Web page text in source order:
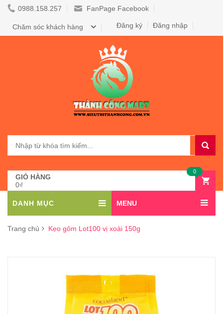
0988.158.257 FanPage Facebook
Đăng nhập
Đăng ký
Chăm sóc khách hàng
GIỎ HÀNG
0₫
0
DANH MỤC MENU
Trang chủ Kẹo gôm Lot100 vị xoài 150g